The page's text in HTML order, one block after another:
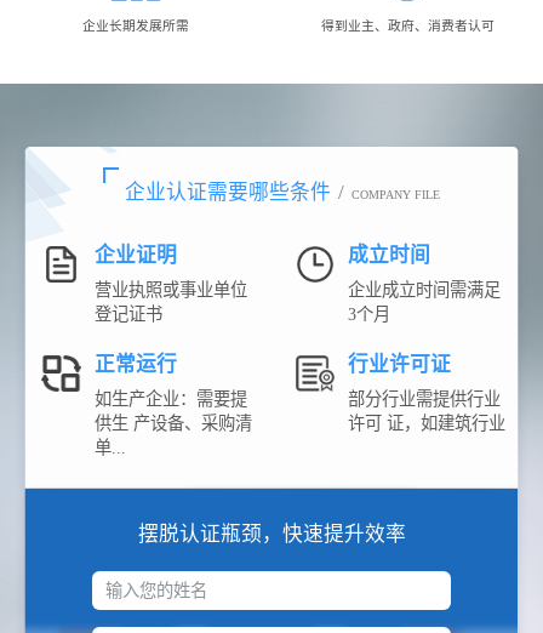
企业长期发展所需 得到业主、政府、消费者认可
企业认证需要哪些条件 / COMPANY FILE
企业证明
营业执照或事业单位
登记证书
成立时间
企业成立时间需满足
3个月
正常运行
如生产企业：需要提
供生 产设备、采购清
单...
行业许可证
部分行业需提供行业
许可 证，如建筑行业
摆脱认证瓶颈，快速提升效率
输入您的姓名